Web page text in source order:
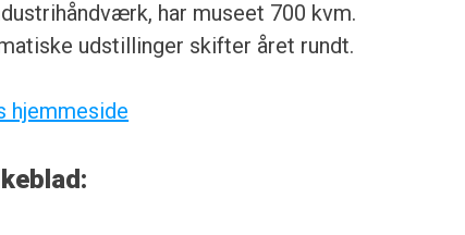
har museet 700 kvm.
udstillinger skifter året rundt.
hjemmeside